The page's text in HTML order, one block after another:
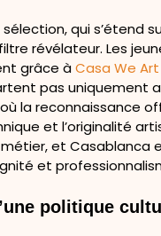
qui s’étend
révélateur. Les
grâce àCasa We Art
pas uniquement
la reconnaissance
et l’originalité
métier, et Casablanca
et
politique